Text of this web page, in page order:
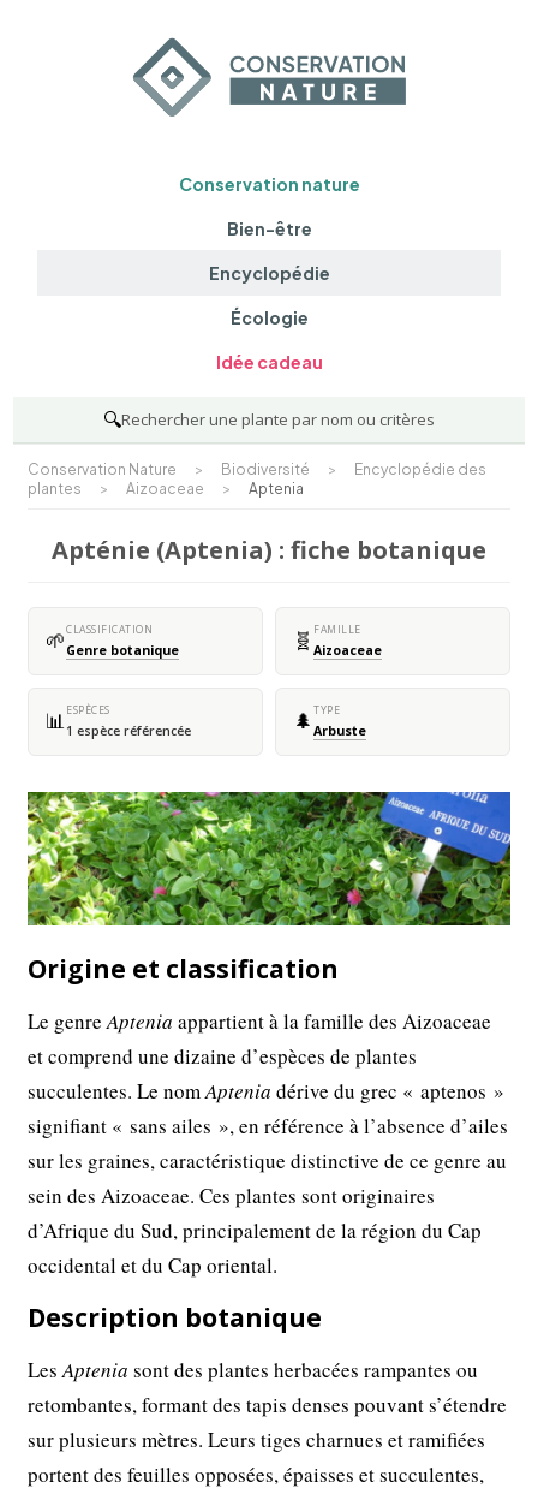
Conservation nature
Bien-être
Encyclopédie
Écologie
Idée cadeau
🔍Rechercher une plante par nom ou critères
Conservation Nature > Biodiversité >
Encyclopédie des
plantes
> Aizoaceae > Aptenia
Apténie (Aptenia) : fiche botanique
🌱CLASSIFICATION
Genre botanique 🧬 FAMILLE
Aizoaceae
📊ESPÈCES
1 espèce référencée 🌲 TYPE
Arbuste
Origine et classification
Le genreAptenia appartient à la famille des Aizoaceae
et comprend une dizaine d’espèces de plantes
succulentes. Le nomAptenia dérive du grec « aptenos »
signifiant « sans ailes », en référence à l’absence d’ailes
sur les graines, caractéristique distinctive de ce genre au
sein des Aizoaceae. Ces plantes sont originaires
d’Afrique du Sud, principalement de la région du Cap
occidental et du Cap oriental.
Description botanique
LesAptenia sont des plantes herbacées rampantes ou
retombantes, formant des tapis denses pouvant s’étendre
sur plusieurs mètres. Leurs tiges charnues et ramifiées
portent des feuilles opposées, épaisses et succulentes,